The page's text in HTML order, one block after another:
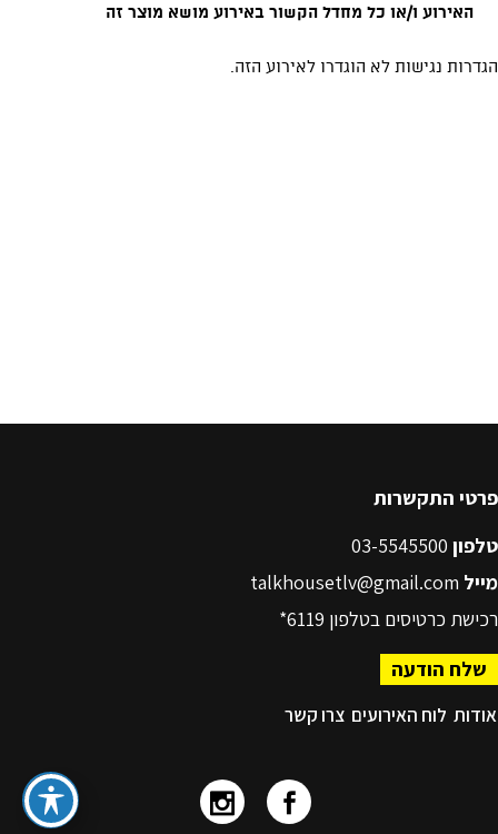
פרטי התקשרות
טלפון
מייל talkhousetlv@gmail.com
רכישת כרטיסים בטלפון 6119*
שלח הודעה
אודות לוח האירועים צרו קשר